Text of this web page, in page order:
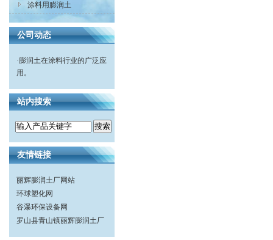
涂料用膨润土
公司动态
·膨润土在涂料行业的广泛应
用。
站内搜索
友情链接
丽辉膨润土厂网站
环球塑化网
谷瀑环保设备网
罗山县青山镇丽辉膨润土厂